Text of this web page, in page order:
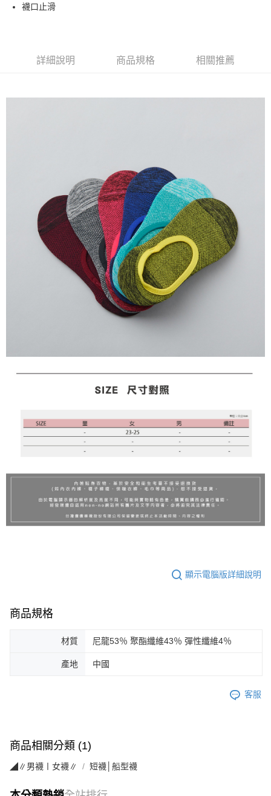
街口支付
運送方式
每筆NT$90，滿NT$999(含以上)免運費
每筆NT$90，滿NT$999(含以上)免運費
襪口止滑
詳細說明 商品規格 相關推薦
顯示電腦版詳細說明
商品規格
材質 尼龍53％ 聚酯纖維43％ 彈性纖維4％
產地 中國
客服
商品相關分類 (1)
◢∥男襪〡女襪∥ 短襪│船型襪